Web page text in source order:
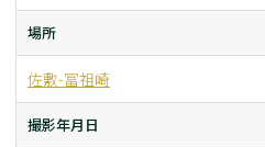
場所
佐敷-冨祖崎
撮影年月日